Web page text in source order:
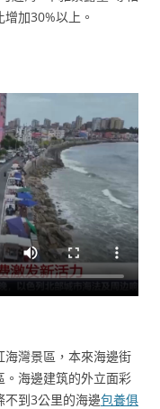
加30%以上。
海灣景區，本來海邊街
海邊建筑的外立面彩
不到3公里的海邊包養俱